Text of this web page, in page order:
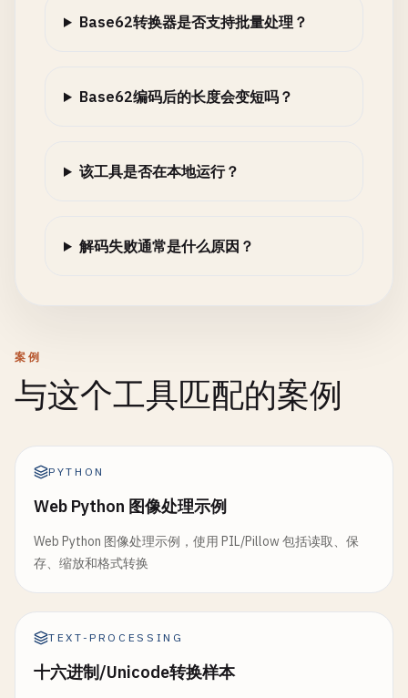
Base62转换器是否支持批量处理？
Base62编码后的长度会变短吗？
该工具是否在本地运行？
解码失败通常是什么原因？
案例
与这个工具匹配的案例
PYTHON
Web Python 图像处理示例
Web Python 图像处理示例，使用 PIL/Pillow 包括读取、保
存、缩放和格式转换
TEXT-PROCESSING
十六进制/Unicode转换样本